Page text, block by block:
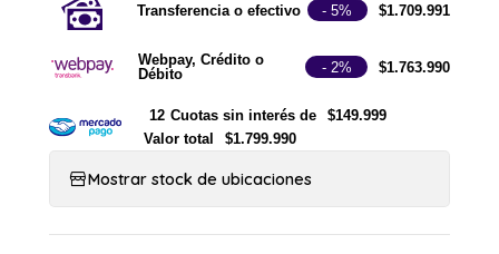
Transferencia o efectivo - 5% $1.709.991
Webpay, Crédito o
Débito
- 2% $1.763.990
12 Cuotas sin interés de
$149.999
Valor total
$1.799.990
Mostrar stock de ubicaciones